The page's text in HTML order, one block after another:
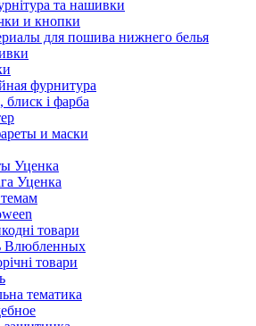
та нашивки
и кнопки
для пошива нижнего белья
фурнитура
і фарба
и маски
Уценка
Уценка
товари
Влюбленных
товари
тематика